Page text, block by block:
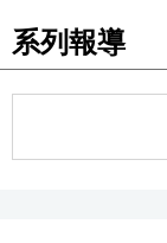
系列報導